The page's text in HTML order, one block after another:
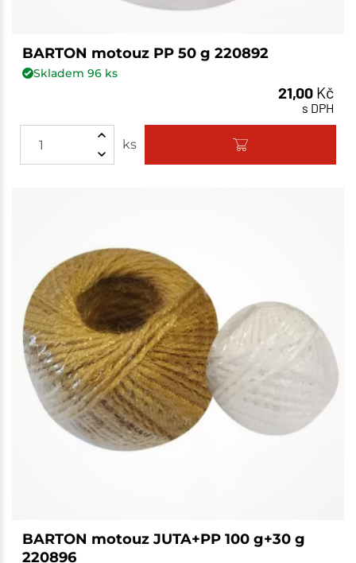
BARTON motouz PP 50 g 220892
Skladem 96ks
21,00 Kč
s DPH
ks
BARTON motouz JUTA+PP 100 g+30 g
220896